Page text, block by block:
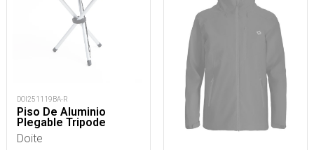
DOI251119BA-R
Piso De Aluminio
Plegable Tripode
Doite